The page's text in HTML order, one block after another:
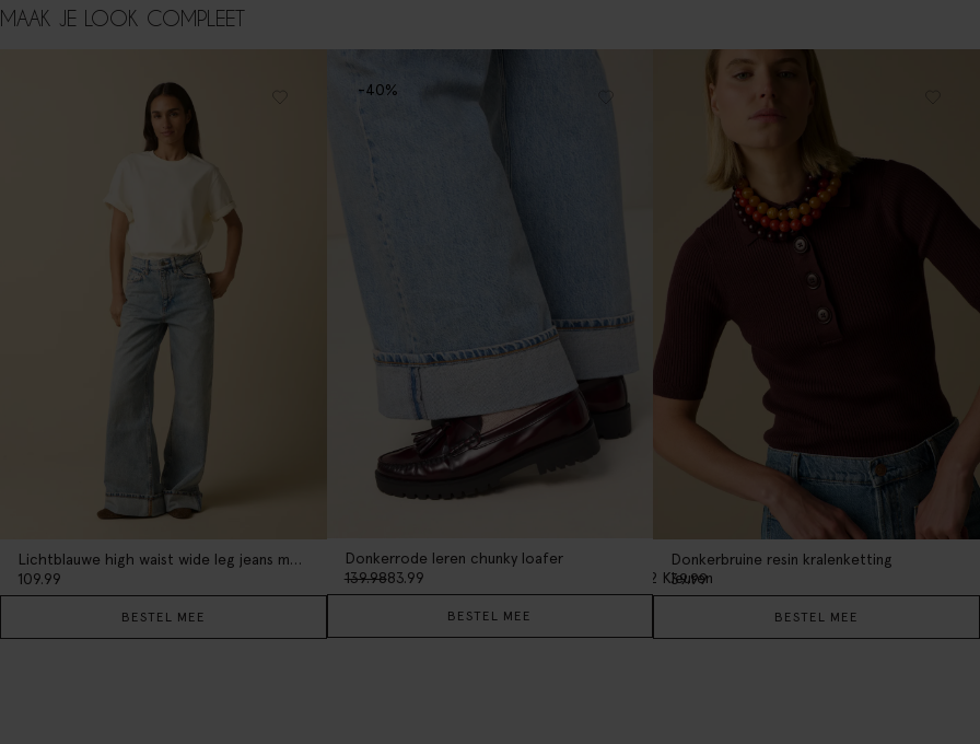
MAAK JE LOOK COMPLEET
Lichtblauwe high waist wide leg jeans met omgeslagen pijpen
109.99
BESTEL MEE
Donkerrode leren chunky loafer
139.9883.99
-40%
BESTEL MEE
Donkerbruine resin kralenketting
39.99
2 Kleuren
BESTEL MEE